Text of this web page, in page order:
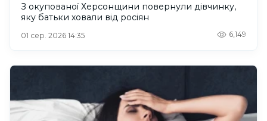
З окупованої Херсонщини повернули дівчинку,
яку батьки ховали від росіян
01 сер. 2026 14:35 6,149